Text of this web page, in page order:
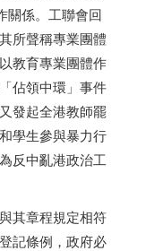
關係。工聯會回
所聲稱專業團體
教育專業團體作
佔領中環」事件
發起全港教師罷
學生參與暴力行
反中亂港政治工
其章程規定相符
記條例，政府必